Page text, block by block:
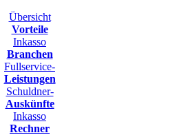
Übersicht
Vorteile
Inkasso
Branchen
Fullservice-
Leistungen
Schuldner-
Auskünfte
Inkasso
Rechner